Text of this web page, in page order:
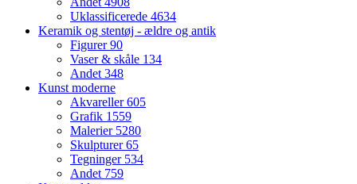
Uklassificerede 4634
Keramik og stentøj - ældre og antik
Figurer90
Vaser & skåle 134
Andet 348
Kunst moderne
Akvareller605
Grafik 1559
Malerier 5280
Skulpturer65
Tegninger 534
Andet 759